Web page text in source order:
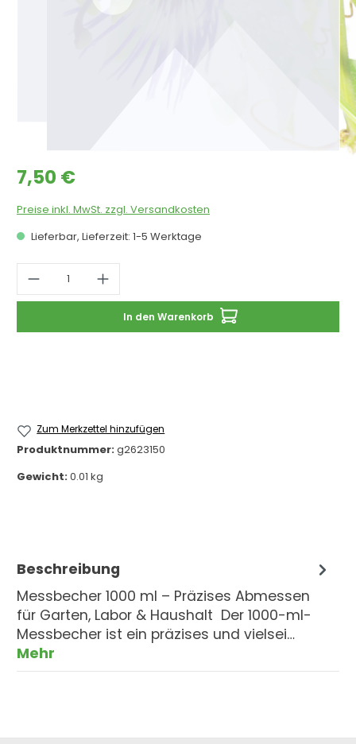
Regulärer Preis:
7,50 €
Preise inkl. MwSt. zzgl. Versandkosten
Lieferbar, Lieferzeit: 1-5 Werktage
Produkt Anzahl: Gib den
In den Warenkorb
Zum Merkzettel hinzufügen
Produktnummer:g2623150
Gewicht:0.01 kg
Beschreibung
Messbecher 1000 ml – Präzises Abmessen
für Garten, Labor & Haushalt Der 1000-ml-
Messbecher ist ein präzises und vielsei…
Mehr